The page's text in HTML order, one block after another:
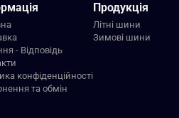
- Відповідь
конфіденційності
та обмін
Продукція
Літні шини
Зимові шини